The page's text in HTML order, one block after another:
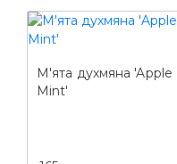
М'ята духмяна 'Apple
Mint'